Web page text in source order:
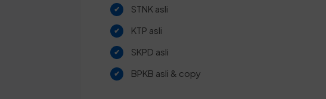
STNK asli
KTP asli
SKPD asli
BPKB asli & copy